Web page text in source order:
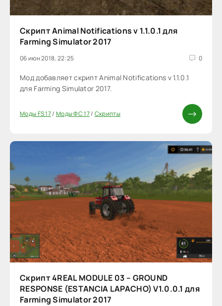
Скрипт Animal Notifications v 1.1.0.1 для
Farming Simulator 2017
06 июн 2018, 22:25 0
Мод добавляет скрипт Animal Notifications v 1.1.0.1
для Farming Simulator 2017.
Моды FS 17/ Моды ФС 17/ Скрипты
Скрипт 4REAL MODULE 03 – GROUND
RESPONSE (ESTANCIA LAPACHO) V1.0.0.1 для
Farming Simulator 2017